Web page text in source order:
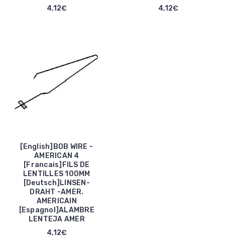
4,12€
4,12€
[English]BOB WIRE -
AMERICAN 4
[Francais]FILS DE
LENTILLES 100MM
[Deutsch]LINSEN-
DRAHT -AMER.
AMERICAIN
[Espagnol]ALAMBRE
LENTEJA AMER
4,12€